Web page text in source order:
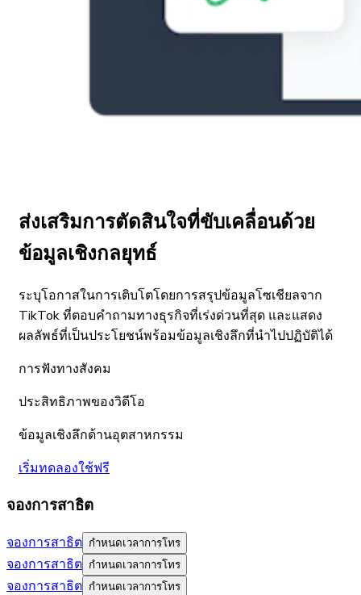
ส่งเสริมการตัดสินใจที่ขับเคลื่อนด้วย
ข้อมูลเชิงกลยุทธ์
ระบุโอกาสในการเติบโตโดยการสรุปข้อมูลโซเชียลจาก
TikTok ที่ตอบคำถามทางธุรกิจที่เร่งด่วนที่สุด และแสดง
ผลลัพธ์ที่เป็นประโยชน์พร้อมข้อมูลเชิงลึกที่นำไปปฏิบัติได้
การฟังทางสังคม
ประสิทธิภาพของวิดีโอ
ข้อมูลเชิงลึกด้านอุตสาหกรรม
เริ่มทดลองใช้ฟรี
จองการสาธิต
จองการสาธิต กำหนดเวลาการโทร
จองการสาธิต กำหนดเวลาการโทร
จองการสาธิต กำหนดเวลาการโทร